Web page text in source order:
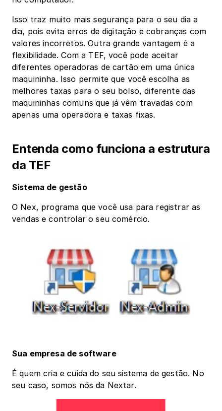
Isso traz muito mais segurança para o seu dia a
dia, pois evita erros de digitação e cobranças com
valores incorretos. Outra grande vantagem é a
flexibilidade. Com a TEF, você pode aceitar
diferentes operadoras de cartão em uma única
maquininha. Isso permite que você escolha as
melhores taxas para o seu bolso, diferente das
maquininhas comuns que já vêm travadas com
apenas uma operadora e taxas fixas.
Entenda como funciona a estrutura
da TEF
Sistema de gestão
O Nex, programa que você usa para registrar as
vendas e controlar o seu comércio.
Sua empresa de software
É quem cria e cuida do seu sistema de gestão. No
seu caso, somos nós da Nextar.